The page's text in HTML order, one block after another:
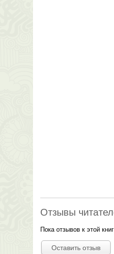
Отзывы
Пока отзывов к этой
Оставить отзыв